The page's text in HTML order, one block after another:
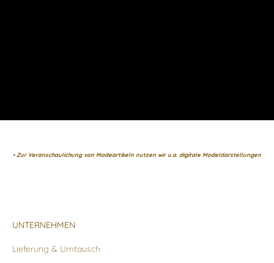
• Zur Veranschaulichung von Modeartikeln nutzen wir u.a. digitale Modeldarstellungen
UNTERNEHMEN
Lieferung & Umtausch